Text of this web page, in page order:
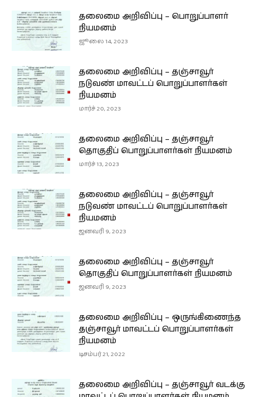
தலைமை அறிவிப்பு – பொறுப்பாளர்
நியமனம்
ஜூலை 14, 2023
தலைமை அறிவிப்பு – தஞ்சாவூர்
நடுவண் மாவட்டப் பொறுப்பாளர்கள்
நியமனம்
மார்ச் 20, 2023
தலைமை அறிவிப்பு – தஞ்சாவூர்
தொகுதிப் பொறுப்பாளர்கள் நியமனம்
மார்ச் 13, 2023
தலைமை அறிவிப்பு – தஞ்சாவூர்
நடுவண் மாவட்டப் பொறுப்பாளர்கள்
நியமனம்
ஜனவரி 9, 2023
தலைமை அறிவிப்பு – தஞ்சாவூர்
தொகுதிப் பொறுப்பாளர்கள் நியமனம்
ஜனவரி 9, 2023
தலைமை அறிவிப்பு – ஒருங்கிணைந்த
தஞ்சாவூர் மாவட்டப் பொறுப்பாளர்கள்
நியமனம்
டிசம்பர் 21, 2022
தலைமை அறிவிப்பு – தஞ்சாவூர் வடக்கு